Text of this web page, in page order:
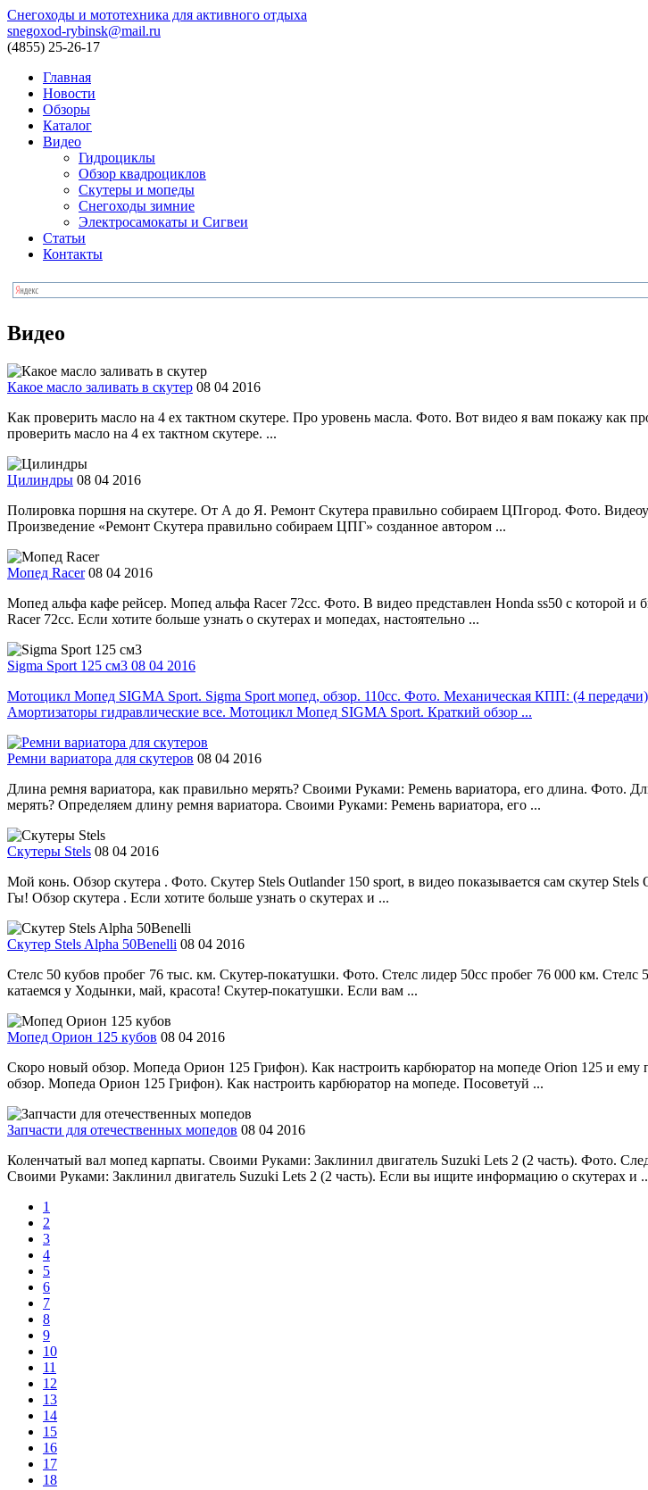
Снегоходы и мототехника для активного отдыха
snegoxod-rybinsk@mail.ru
(4855) 25-26-17
Главная
Новости
Обзоры
Каталог
Видео
Гидроциклы
Обзор квадроциклов
Скутеры и мопеды
Снегоходы зимние
Электросамокаты и Сигвеи
Статьи
Контакты
Видео
Какое масло заливать в скутер 08 04 2016
Как проверить масло на 4 ех тактном скутере. Про уровень масла. Фото. Вот видео я вам покажу как
проверить масло на 4 ех тактном скутере. ...
Цилиндры 08 04 2016
Полировка поршня на скутере. От А до Я. Ремонт Скутера правильно собираем ЦПгород. Фото.
Произведение «Ремонт Скутера правильно собираем ЦПГ» созданное автором ...
Мопед Racer 08 04 2016
Мопед альфа кафе рейсер. Мопед альфа Racer 72cc. Фото. В видео представлен Honda ss50 с которой
Racer 72cc. Если хотите больше узнать о скутерах и мопедах, настоятельно ...
Sigma Sport 125 см3 08 04 2016
Мотоцикл Мопед SIGMA Sport. Sigma Sport мопед, обзор. 110сс. Фото. Механическая КПП: (4
Амортизаторы гидравлические все. Мотоцикл Мопед SIGMA Sport. Краткий обзор ...
Ремни вариатора для скутеров 08 04 2016
Длина ремня вариатора, как правильно мерять? Своими Руками: Ремень вариатора, его длина. Фото.
мерять? Определяем длину ремня вариатора. Своими Руками: Ремень вариатора, его ...
Скутеры Stels 08 04 2016
Мой конь. Обзор скутера . Фото. Скутер Stels Outlander 150 sport, в видео показывается сам скутер
Гы! Обзор скутера . Если хотите больше узнать о скутерах и ...
Скутер Stels Alpha 50Benelli 08 04 2016
Стелс 50 кубов пробег 76 тыс. км. Скутер-покатушки. Фото. Стелс лидер 50сс пробег 76 000 км. Стелс
катаемся у Ходынки, май, красота! Скутер-покатушки. Если вам ...
Мопед Орион 125 кубов 08 04 2016
Скоро новый обзор. Мопеда Орион 125 Грифон). Как настроить карбюратор на мопеде Orion 125 и
обзор. Мопеда Орион 125 Грифон). Как настроить карбюратор на мопеде. Посоветуй ...
Запчасти для отечественных мопедов 08 04 2016
Коленчатый вал мопед карпаты. Своими Руками: Заклинил двигатель Suzuki Lets 2 (2 часть). Фото.
Своими Руками: Заклинил двигатель Suzuki Lets 2 (2 часть). Если вы ищите информацию о скутерах и
1
2
3
4
5
6
7
8
9
10
11
12
13
14
15
16
17
18